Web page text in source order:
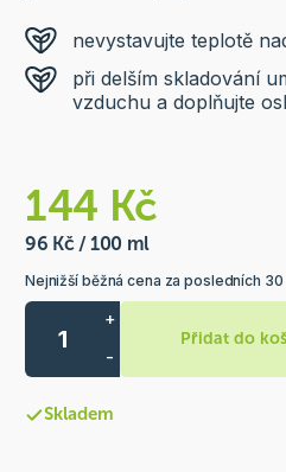
nevystavujte teplotě
při delším skladování
vzduchu a doplňujte
144 Kč
96 Kč / 100 ml
Nejnižší běžná cena za posledních 30
+
-
Přidat do
Skladem